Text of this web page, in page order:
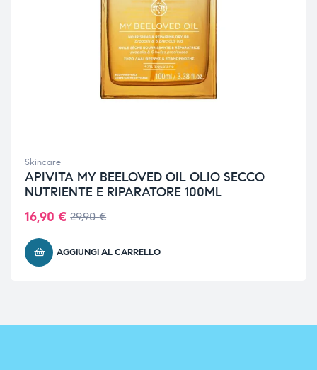
Skincare
APIVITA MY BEELOVED OIL OLIO SECCO
NUTRIENTE E RIPARATORE 100ML
29,90€
16,90 €
AGGIUNGI AL CARRELLO